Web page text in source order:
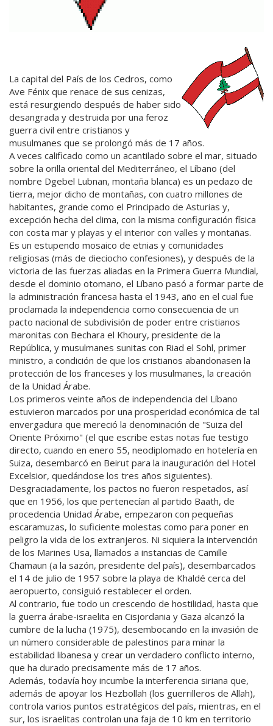
La capital del País de los Cedros, como
Ave Fénix que renace de sus cenizas,
está resurgiendo después de haber sido
desangrada y destruida por una feroz
guerra civil entre cristianos y
musulmanes que se prolongó más de 17 años.
A veces calificado como un acantilado sobre el mar, situado
sobre la orilla oriental del Mediterráneo, el Líbano (del
nombre Dgebel Lubnan, montaña blanca) es un pedazo de
tierra, mejor dicho de montañas, con cuatro millones de
habitantes, grande como el Principado de Asturias y,
excepción hecha del clima, con la misma configuración física
con costa mar y playas y el interior con valles y montañas.
Es un estupendo mosaico de etnias y comunidades
religiosas (más de dieciocho confesiones), y después de la
victoria de las fuerzas aliadas en la Primera Guerra Mundial,
desde el dominio otomano, el Líbano pasó a formar parte de
la administración francesa hasta el 1943, año en el cual fue
proclamada la independencia como consecuencia de un
pacto nacional de subdivisión de poder entre cristianos
maronitas con Bechara el Khoury, presidente de la
República, y musulmanes sunitas con Riad el Sohl, primer
ministro, a condición de que los cristianos abandonasen la
protección de los franceses y los musulmanes, la creación
de la Unidad Árabe.
Los primeros veinte años de independencia del Líbano
estuvieron marcados por una prosperidad económica de tal
envergadura que mereció la denominación de "Suiza del
Oriente Próximo" (el que escribe estas notas fue testigo
directo, cuando en enero 55, neodiplomado en hotelería en
Suiza, desembarcó en Beirut para la inauguración del Hotel
Excelsior, quedándose los tres años siguientes).
Desgraciadamente, los pactos no fueron respetados, así
que en 1956, los que pertenecían al partido Baath, de
procedencia Unidad Árabe, empezaron con pequeñas
escaramuzas, lo suficiente molestas como para poner en
peligro la vida de los extranjeros. Ni siquiera la intervención
de los Marines Usa, llamados a instancias de Camille
Chamaun (a la sazón, presidente del país), desembarcados
el 14 de julio de 1957 sobre la playa de Khaldé cerca del
aeropuerto, consiguió restablecer el orden.
Al contrario, fue todo un crescendo de hostilidad, hasta que
la guerra árabe-israelita en Cisjordania y Gaza alcanzó la
cumbre de la lucha (1975), desembocando en la invasión de
un número considerable de palestinos para minar la
estabilidad libanesa y crear un verdadero conflicto interno,
que ha durado precisamente más de 17 años.
Además, todavía hoy incumbe la interferencia siriana que,
además de apoyar los Hezbollah (los guerrilleros de Allah),
controla varios puntos estratégicos del país, mientras, en el
sur, los israelitas controlan una faja de 10 km en territorio